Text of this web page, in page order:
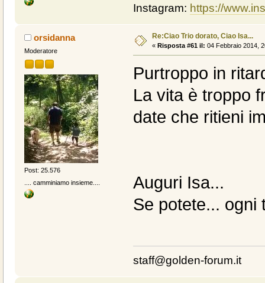
Instagram: https://
orsidanna
Moderatore
Post: 25.576
.... camminiamo insieme....
Re:Ciao Trio dorato, Ciao Isa...
« Risposta #61 il: 04 Febbraio 2014,
Purtroppo in
La vita è troppo
date che ritieni
Auguri Isa...
Se potete... ogni
staff@golden-forum.it